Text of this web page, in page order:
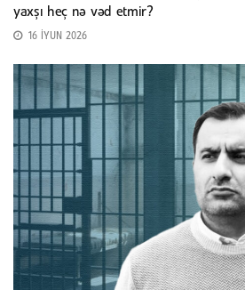
yaxşı heç nə vəd etmir?
16 İYUN 2026